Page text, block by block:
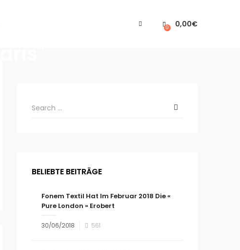
0 0,00€
BELIEBTE BEITRÄGE
Fonem Textil Hat Im Februar 2018 Die «
Pure London » Erobert
30/06/2018 561